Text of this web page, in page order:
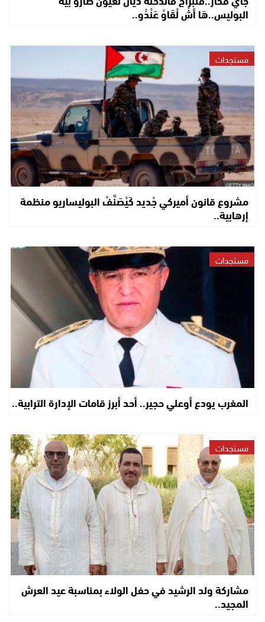
البوليس..هَا أشْ لْقَاوْ عَنْدُو..
مستجدات
مشروع قانون أميركي جْديد كَيْصَنَّفْ البوليساريو منظمة
إرهابية..
مستجدات
المغرب يودع أوعلي حجير.. أحد أبرز قامات الإدارة الترابية..
مستجدات
مشاركة ولد الرشيد في حفل الولاء بمناسبة عيد العرش
المجيد..